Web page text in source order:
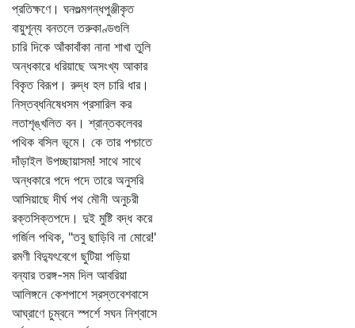
প্রতিক্ষণে। ঘনগুল্মগন্ধপুঞ্জীকৃত
বায়ুশূন্য বনতলে তরুকাণ্ডগুলি
চারি দিকে আঁকাবাঁকা নানা শাখা তুলি
অন্ধকারে ধরিয়াছে অসংখ্য আকার
বিকৃত বিরূপ। রুদ্ধ হল চারি ধার।
নিস্তব্ধনিষেধসম প্রসারিল কর
লতাশৃঙ্খলিত বন। শ্রান্তকলেবর
পথিক বসিল ভূমে। কে তার পশ্চাতে
দাঁড়াইল উপচ্ছায়াসম! সাথে সাথে
অন্ধকারে পদে পদে তারে অনুসরি
আসিয়াছে দীর্ঘ পথ মৌনী অনুচরী
রক্তসিক্তপদে। দুই মুষ্টি বদ্ধ করে
গর্জিল পথিক, "তবু ছাড়িবি না মোরে!'
রমণী বিদ্যুৎবেগে ছুটিয়া পড়িয়া
বন্যার তরঙ্গ-সম দিল আবরিয়া
আলিঙ্গনে কেশপাশে স্রস্তবেশবাসে
আঘ্রাণে চুম্বনে স্পর্শে সঘন নিশ্বাসে